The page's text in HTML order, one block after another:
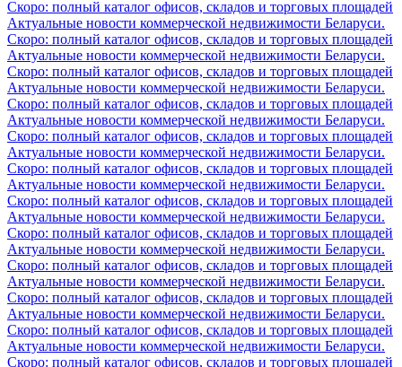
Скоро: полный каталог офисов, складов и торговых площадей
Актуальные новости коммерческой недвижимости Беларуси.
Скоро: полный каталог офисов, складов и торговых площадей
Актуальные новости коммерческой недвижимости Беларуси.
Скоро: полный каталог офисов, складов и торговых площадей
Актуальные новости коммерческой недвижимости Беларуси.
Скоро: полный каталог офисов, складов и торговых площадей
Актуальные новости коммерческой недвижимости Беларуси.
Скоро: полный каталог офисов, складов и торговых площадей
Актуальные новости коммерческой недвижимости Беларуси.
Скоро: полный каталог офисов, складов и торговых площадей
Актуальные новости коммерческой недвижимости Беларуси.
Скоро: полный каталог офисов, складов и торговых площадей
Актуальные новости коммерческой недвижимости Беларуси.
Скоро: полный каталог офисов, складов и торговых площадей
Актуальные новости коммерческой недвижимости Беларуси.
Скоро: полный каталог офисов, складов и торговых площадей
Актуальные новости коммерческой недвижимости Беларуси.
Скоро: полный каталог офисов, складов и торговых площадей
Актуальные новости коммерческой недвижимости Беларуси.
Скоро: полный каталог офисов, складов и торговых площадей
Актуальные новости коммерческой недвижимости Беларуси.
Скоро: полный каталог офисов, складов и торговых площадей